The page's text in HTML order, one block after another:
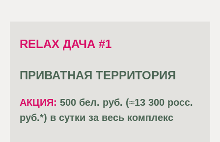
5. Блоки доверия
RELAX ДАЧА #1
ПРИВАТНАЯ ТЕРРИТОРИЯ
АКЦИЯ: 500 бел. руб. (≈13 300 росс.
руб.*) в сутки за весь комплекс